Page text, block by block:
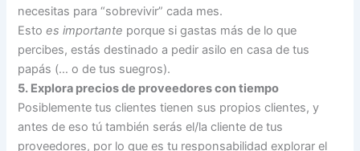
necesitas para “sobrevivir” cada mes.
Esto es importante porque si gastas más de lo que
percibes, estás destinado a pedir asilo en casa de tus
papás (… o de tus suegros).
5. Explora precios de proveedores con tiempo
Posiblemente tus clientes tienen sus propios clientes, y
antes de eso tú también serás el/la cliente de tus
proveedores, por lo que es tu responsabilidad explorar el